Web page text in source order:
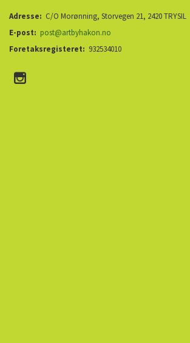
Adresse: C/O Morønning, Storvegen 21, 2420 TRYSIL
E-post: post@artbyhakon.no
Foretaksregisteret: 932534010